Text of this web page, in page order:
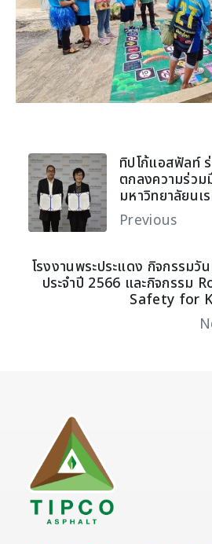
ทิปโก้แอสฟัลท์
ตกลงความร่วม
มหาวิทยาลัยนเ
Previous
โรงงานพระประแดง กิจกรรมวั
ประจำปี 2566 และกิจกรรม
Safety for